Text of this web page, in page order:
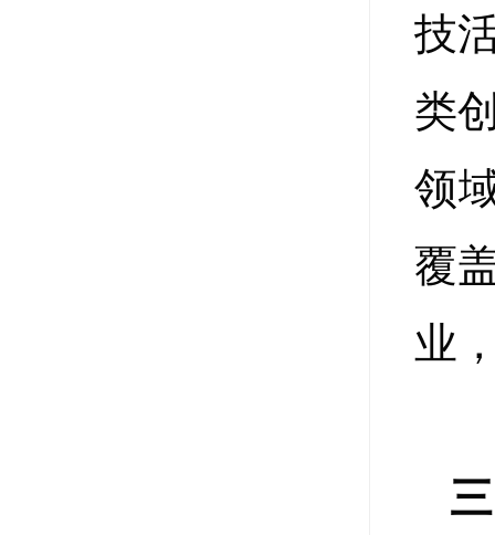
技
类
领
覆
业